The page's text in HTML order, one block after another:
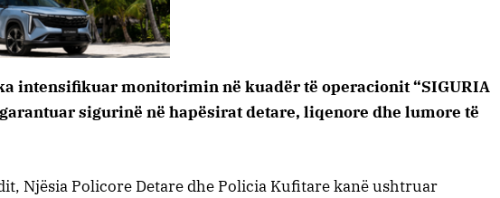
intensifikuar monitorimin në kuadër të operacionit “SIGURIA
garantuar sigurinë në hapësirat detare, liqenore dhe lumore të
Njësia Policore Detare dhe Policia Kufitare kanë ushtruar